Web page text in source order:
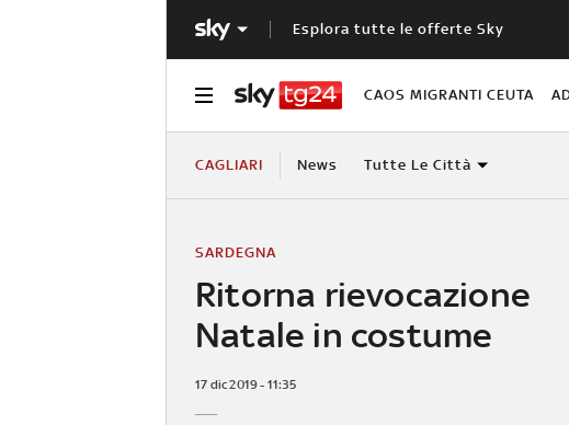
Esplora tutte le offerte Sky
CAOS MIGRANTI CEUTA
CAGLIARI News Tutte Le Città
Ritorna rievocazione
Natale in costume
SARDEGNA
17 dic 2019 - 11:35